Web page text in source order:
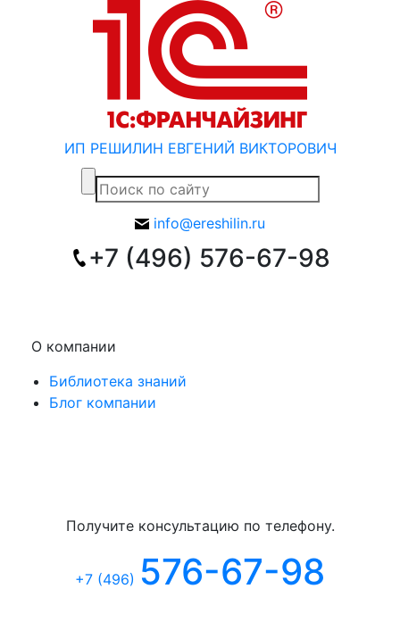
ИП РЕШИЛИН ЕВГЕНИЙ ВИКТОРОВИЧ
info@ereshilin.ru
+7 (496) 576-67-98
О компании
Библиотека знаний
Блог компании
Получите консультацию по телефону.
+7 (496) 576-67-98